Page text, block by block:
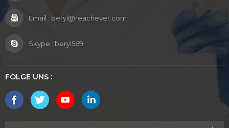
Email : beryl@reachever.com
Skype : beryl569
FOLGE UNS :